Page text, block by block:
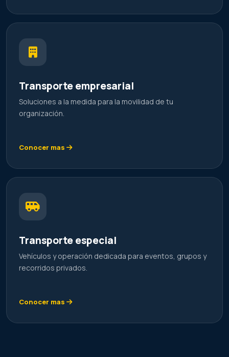
Transporte empresarial
Soluciones a la medida para la movilidad de tu
organización.
Conocer mas
Transporte especial
Vehículos y operación dedicada para eventos, grupos y
recorridos privados.
Conocer mas